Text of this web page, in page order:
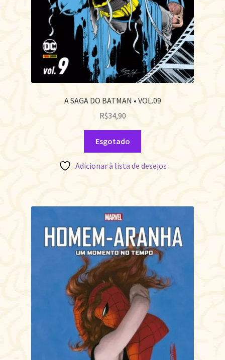
A SAGA DO BATMAN • VOL.09
R$34,90
Esgotado
Adicionar à lista de desejos